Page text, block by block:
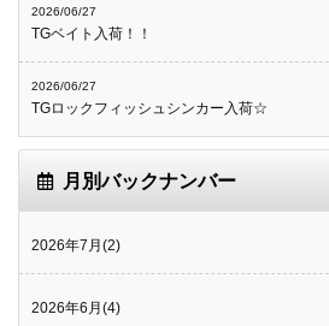
2026/06/27
TGベイト入荷！！
2026/06/27
TGロックフィッシュシンカー入荷☆
月別バックナンバー
2026年7月(2)
2026年6月(4)